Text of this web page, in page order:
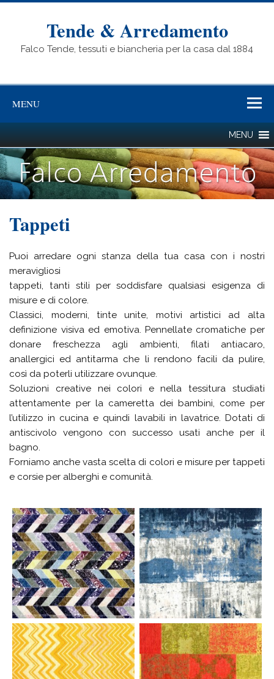
Tende & Arredamento
Falco Tende, tessuti e biancheria per la casa dal 1884
MENU
Tappeti
Puoi arredare ogni stanza della tua casa con i nostri
meravigliosi
tappeti, tanti stili per soddisfare qualsiasi esigenza di
misure e di colore.
Classici, moderni, tinte unite, motivi artistici ad alta
definizione visiva ed emotiva. Pennellate cromatiche per
donare freschezza agli ambienti, filati antiacaro,
anallergici ed antitarma che li rendono facili da pulire,
così da poterli utilizzare ovunque.
Soluzioni creative nei colori e nella tessitura studiati
attentamente per la cameretta dei bambini, come per
l’utilizzo in cucina e quindi lavabili in lavatrice. Dotati di
antiscivolo vengono con successo usati anche per il
bagno.
Forniamo anche vasta scelta di colori e misure per tappeti
e corsie per alberghi e comunità.